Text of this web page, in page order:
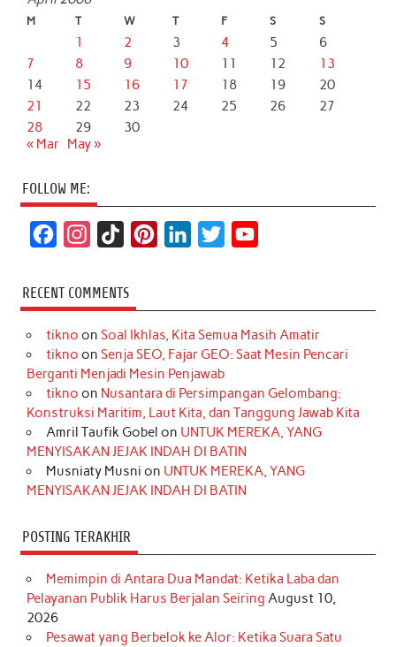
M T W T F S S
1 2 3 4 5
6
7
8 9 10 11 12
13
14
15 16 17 18 19
20
21
22 23 24 25 26
27
28
29
30
« Mar
May »
FOLLOW ME:
c
e
b
o
k
s
t
a
r
a
m
k
T
o
k
t
e
r
e
s
t
k
e
d
I
n
t
t
r
T
u
e
RECENT COMMENTS
tikno on Soal Ikhlas, Kita Semua Masih Amatir
tikno on Senja SEO, Fajar GEO: Saat Mesin Pencari
Berganti Menjadi Mesin Penjawab
tikno on Nusantara di Persimpangan Gelombang:
Konstruksi Maritim, Laut Kita, dan Tanggung Jawab Kita
Amril Taufik Gobel on UNTUK MEREKA, YANG
MENYISAKAN JEJAK INDAH DI BATIN
Musniaty Musni on UNTUK MEREKA, YANG
MENYISAKAN JEJAK INDAH DI BATIN
POSTING TERAKHIR
Memimpin di Antara Dua Mandat: Ketika Laba dan
Pelayanan Publik Harus Berjalan Seiring August 10,
2026
Pesawat yang Berbelok ke Alor: Ketika Suara Satu